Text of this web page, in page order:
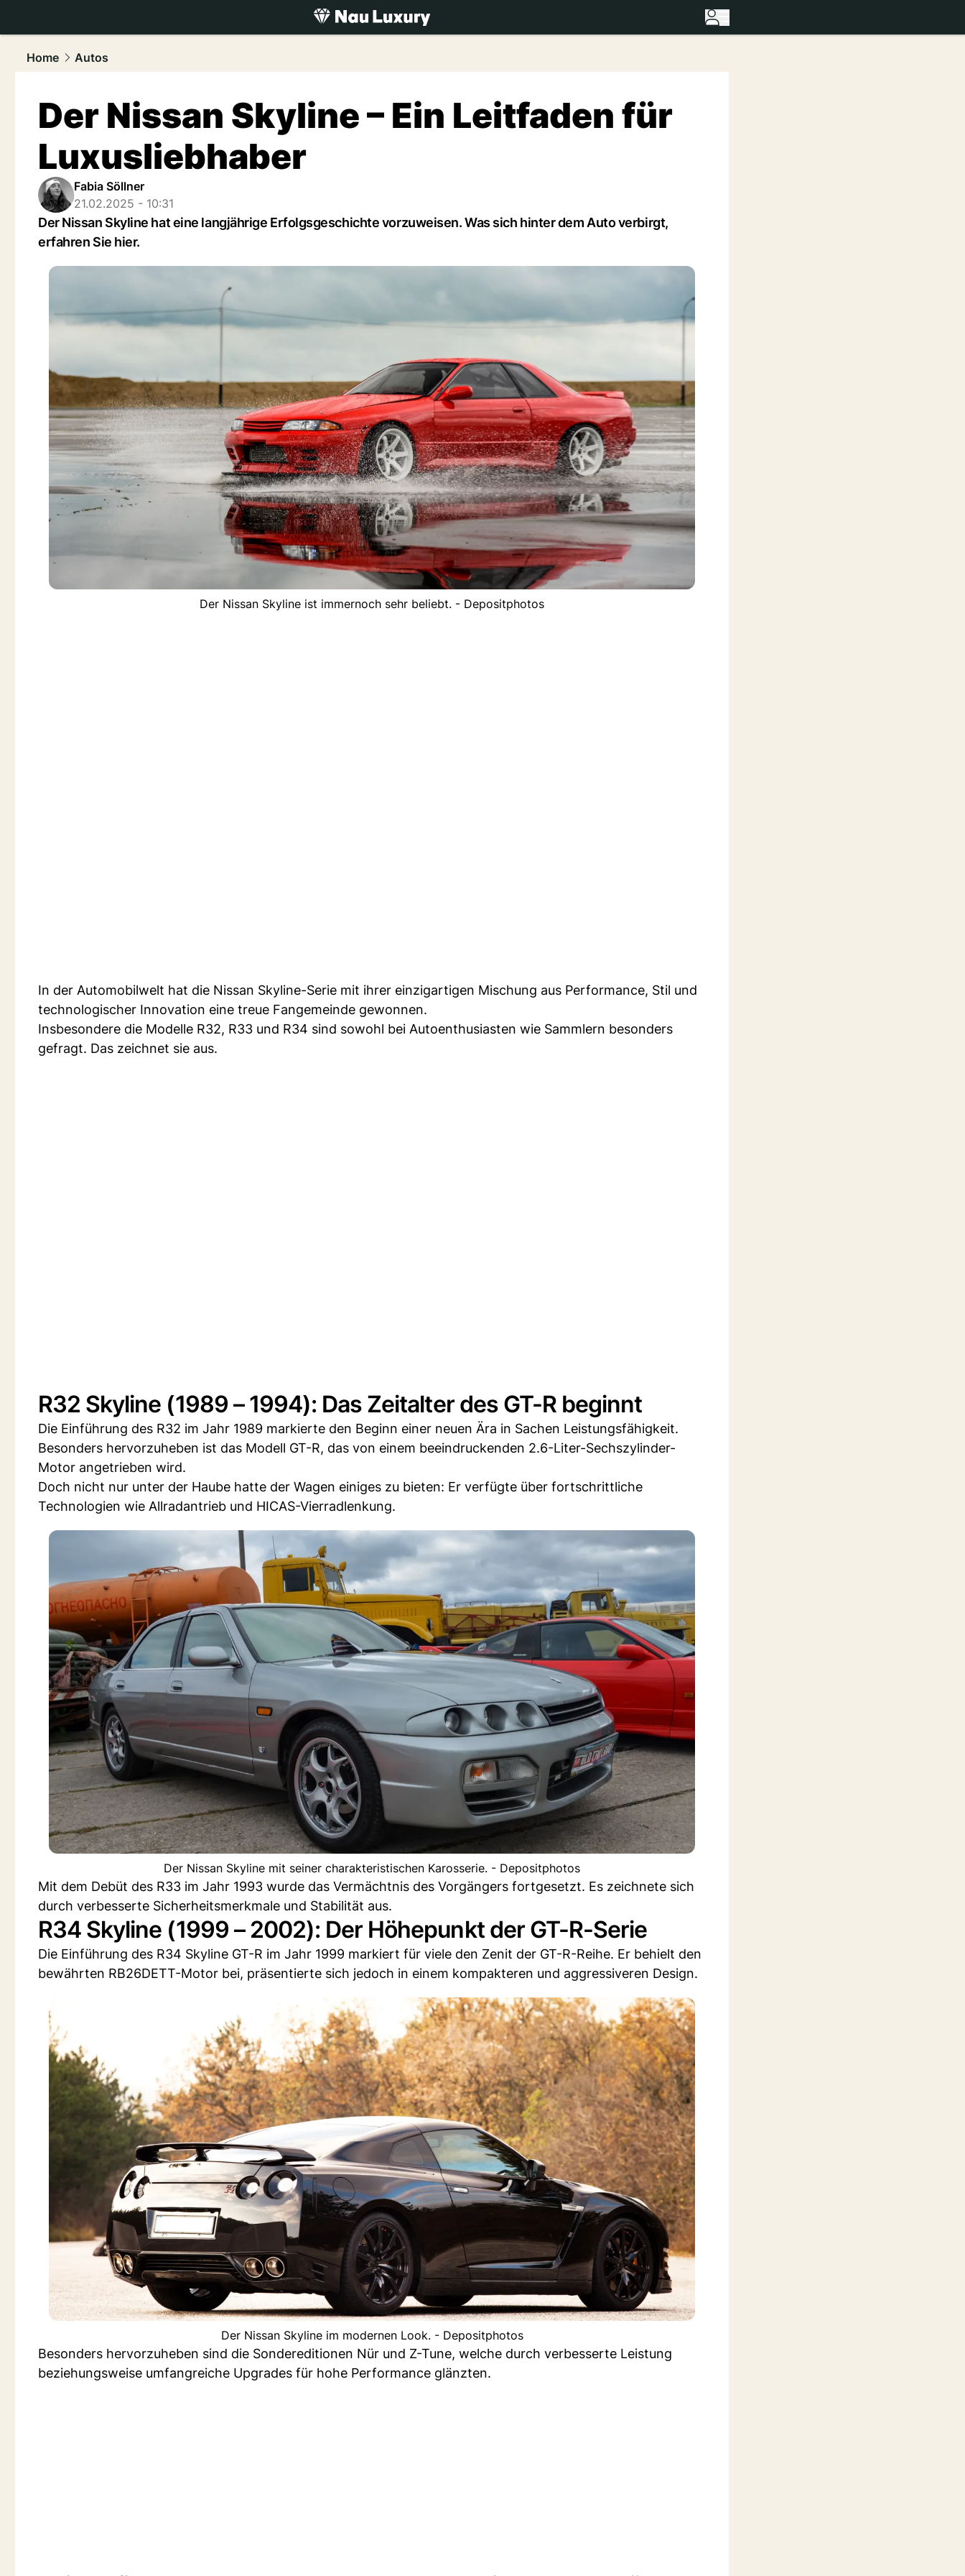
luxury.NAU.ch
Home
Autos
Der Nissan Skyline – Ein Leitfaden für
Luxusliebhaber
Fabia Söllner
21.02.2025 - 10:31
Der Nissan Skyline hat eine langjährige Erfolgsgeschichte vorzuweisen. Was sich hinter dem Auto verbirgt,
erfahren Sie hier.
Der Nissan Skyline ist immernoch sehr beliebt. - Depositphotos
In der Automobilwelt hat die Nissan Skyline-Serie mit ihrer einzigartigen Mischung aus Performance, Stil und
technologischer Innovation eine treue Fangemeinde gewonnen.
Insbesondere die Modelle R32, R33 und R34 sind sowohl bei Autoenthusiasten wie Sammlern besonders
gefragt. Das zeichnet sie aus.
R32 Skyline (1989 – 1994): Das Zeitalter des GT-R beginnt
Die Einführung des R32 im Jahr 1989 markierte den Beginn einer neuen Ära in Sachen Leistungsfähigkeit.
Besonders hervorzuheben ist das Modell GT-R, das von einem beeindruckenden 2.6-Liter-Sechszylinder-
Motor angetrieben wird.
Doch nicht nur unter der Haube hatte der Wagen einiges zu bieten: Er verfügte über fortschrittliche
Technologien wie Allradantrieb und HICAS-Vierradlenkung.
Der Nissan Skyline mit seiner charakteristischen Karosserie. - Depositphotos
Mit dem Debüt des R33 im Jahr 1993 wurde das Vermächtnis des Vorgängers fortgesetzt. Es zeichnete sich
durch verbesserte Sicherheitsmerkmale und Stabilität aus.
R34 Skyline (1999 – 2002): Der Höhepunkt der GT-R-Serie
Die Einführung des R34 Skyline GT-R im Jahr 1999 markiert für viele den Zenit der GT-R-Reihe. Er behielt den
bewährten RB26DETT-Motor bei, präsentierte sich jedoch in einem kompakteren und aggressiveren Design.
Der Nissan Skyline im modernen Look. - Depositphotos
Besonders hervorzuheben sind die Sondereditionen Nür und Z-Tune, welche durch verbesserte Leistung
beziehungsweise umfangreiche Upgrades für hohe Performance glänzten.